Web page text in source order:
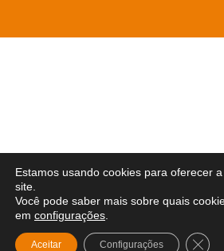
Estamos usando cookies para oferecer
site.
Você pode saber mais sobre quais
em configurações
Aceitar Configurações